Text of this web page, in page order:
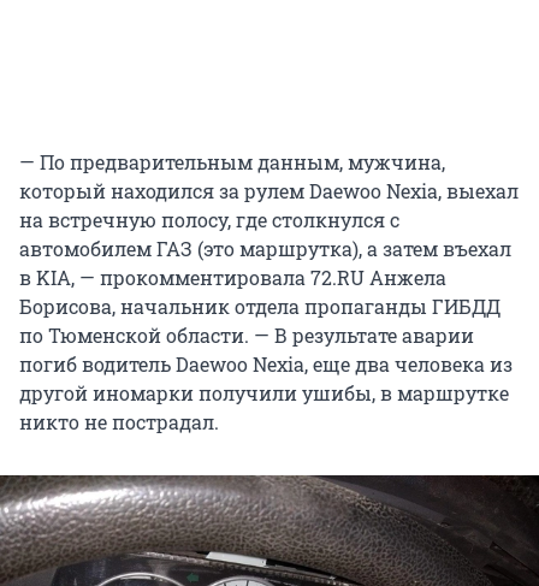
— По предварительным данным, мужчина,
который находился за рулем Daewoo Nexia, выехал
на встречную полосу, где столкнулся с
автомобилем ГАЗ (это маршрутка), а затем въехал
в KIA, — прокомментировала 72.RU Анжела
Борисова, начальник отдела пропаганды ГИБДД
по Тюменской области. — В результате аварии
погиб водитель Daewoo Nexia, еще два человека из
другой иномарки получили ушибы, в маршрутке
никто не пострадал.